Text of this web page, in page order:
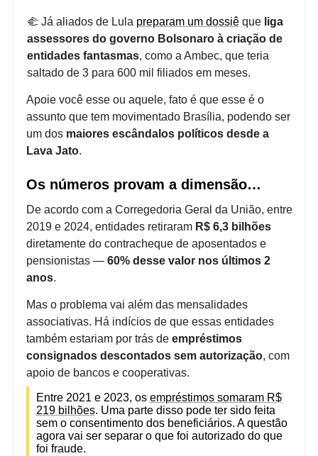
🫲 Já aliados de Lula preparam um dossiêque liga
assessores do governo Bolsonaro à criação de
entidades fantasmas, como a Ambec, que teria
saltado de 3 para 600 mil filiados em meses.
Apoie você esse ou aquele, fato é que esse é o
assunto que tem movimentado Brasília, podendo ser
um dos maiores escândalos políticos desde a
Lava Jato.
Os números provam a dimensão…
De acordo com a Corregedoria Geral da União, entre
2019 e 2024, entidades retiraram R$ 6,3 bilhões
diretamente do contracheque de aposentados e
pensionistas — 60% desse valor nos últimos 2
anos.
Mas o problema vai além das mensalidades
associativas. Há indícios de que essas entidades
também estariam por trás de empréstimos
consignados descontados sem autorização, com
apoio de bancos e cooperativas.
Entre 2021 e 2023, os empréstimos somaram R$
219 bilhões. Uma parte disso pode ter sido feita
sem o consentimento dos beneficiários. A questão
agora vai ser separar o que foi autorizado do que
foi fraude.